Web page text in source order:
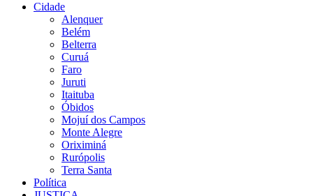
Cidade
Alenquer
Belém
Belterra
Curuá
Faro
Juruti
Itaituba
Óbidos
Mojuí dos Campos
Monte Alegre
Oriximiná
Rurópolis
Terra Santa
Política